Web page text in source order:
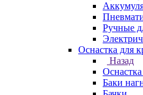
Ручные
Оснастка для
Назад
Оснастка
Баки